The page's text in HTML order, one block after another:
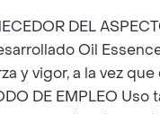
DEL
Oil
y vigor, a la vez
DE EMPLEO